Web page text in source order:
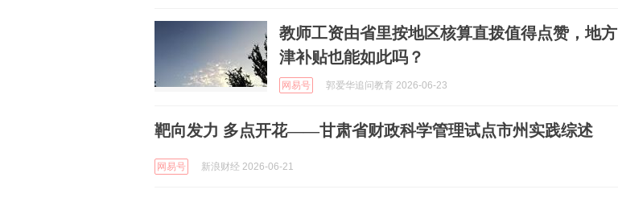
教师工资由省里按地区核算直拨值得点赞，地方
津补贴也能如此吗？
网易号 郭爱华追问教育 2026-06-23
靶向发力 多点开花——甘肃省财政科学管理试点市州实践综述
网易号 新浪财经 2026-06-21